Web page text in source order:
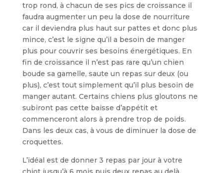
trop rond, à chacun de ses pics de croissance il
faudra augmenter un peu la dose de nourriture
car il deviendra plus haut sur pattes et donc plus
mince, c’est le signe qu’il a besoin de manger
plus pour couvrir ses besoins énergétiques. En
fin de croissance il n’est pas rare qu’un chien
boude sa gamelle, saute un repas sur deux (ou
plus), c’est tout simplement qu’il plus besoin de
manger autant. Certains chiens plus gloutons ne
subiront pas cette baisse d’appétit et
commenceront alors à prendre trop de poids.
Dans les deux cas, à vous de diminuer la dose de
croquettes.
L’idéal est de donner 3 repas par jour à votre